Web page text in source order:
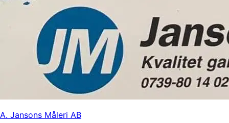
A. Jansons Måleri AB